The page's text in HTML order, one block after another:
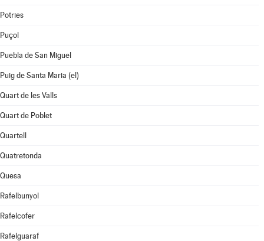
Potries
Puçol
Puebla de San Miguel
Puig de Santa Maria (el)
Quart de les Valls
Quart de Poblet
Quartell
Quatretonda
Quesa
Rafelbunyol
Rafelcofer
Rafelguaraf